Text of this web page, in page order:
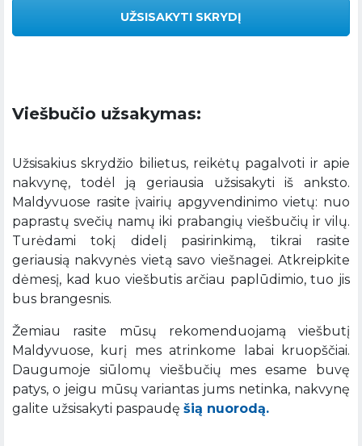
UŽSISAKYTI SKRYDĮ
Viešbučio užsakymas:
Užsisakius skrydžio bilietus, reikėtų pagalvoti ir apie
nakvynę, todėl ją geriausia užsisakyti iš anksto.
Maldyvuose rasite įvairių apgyvendinimo vietų: nuo
paprastų svečių namų iki prabangių viešbučių ir vilų.
Turėdami tokį didelį pasirinkimą, tikrai rasite
geriausią nakvynės vietą savo viešnagei. Atkreipkite
dėmesį, kad kuo viešbutis arčiau paplūdimio, tuo jis
bus brangesnis.
Žemiau rasite mūsų rekomenduojamą viešbutį
Maldyvuose, kurį mes atrinkome labai kruopščiai.
Daugumoje siūlomų viešbučių mes esame buvę
patys, o jeigu mūsų variantas jums netinka, nakvynę
galite užsisakyti paspaudę šią nuorodą.